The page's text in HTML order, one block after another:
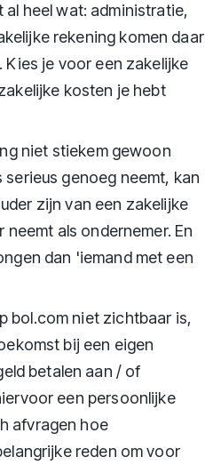
heel wat: administratie,
rekening komen daar
je voor een zakelijke
kosten je hebt
niet stiekem gewoon
genoeg neemt, kan
zijn van een zakelijke
als ondernemer. En
dan 'iemand met een
bol.com niet zichtbaar is,
bij een eigen
betalen aan / of
een persoonlijke
afvragen hoe
reden om voor